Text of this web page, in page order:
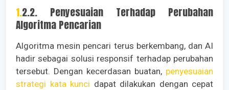
1.2.2. Penyesuaian Terhadap Perubahan
Algoritma Pencarian
Algoritma mesin pencari terus berkembang, dan AI
hadir sebagai solusi responsif terhadap perubahan
tersebut. Dengan kecerdasan buatan, penyesuaian
strategi kata kunci dapat dilakukan dengan cepat